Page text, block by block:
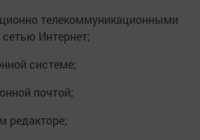
телекоммуникационными
Интернет;
системе;
почтой;
редакторе;